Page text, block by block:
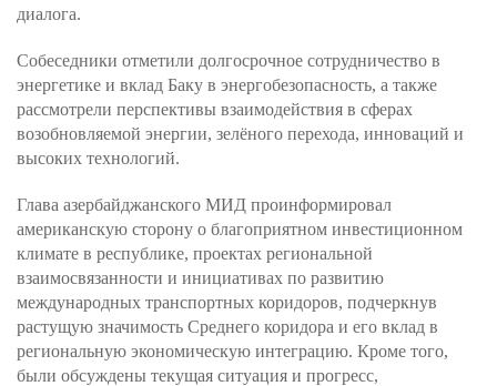
диалога.
Собеседники отметили долгосрочное сотрудничество в
энергетике и вклад Баку в энергобезопасность, а также
рассмотрели перспективы взаимодействия в сферах
возобновляемой энергии, зелёного перехода, инноваций и
высоких технологий.
Глава азербайджанского МИД проинформировал
американскую сторону о благоприятном инвестиционном
климате в республике, проектах региональной
взаимосвязанности и инициативах по развитию
международных транспортных коридоров, подчеркнув
растущую значимость Среднего коридора и его вклад в
региональную экономическую интеграцию. Кроме того,
были обсуждены текущая ситуация и прогресс,